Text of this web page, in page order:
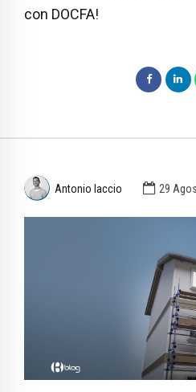
con DOCFA!
Antonio Iaccio 29